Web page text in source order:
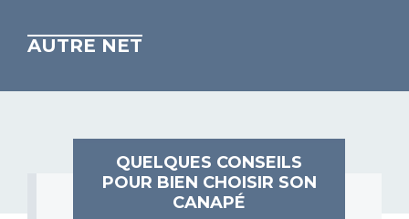
AUTRE NET
QUELQUES CONSEILS
POUR BIEN CHOISIR SON
CANAPÉ